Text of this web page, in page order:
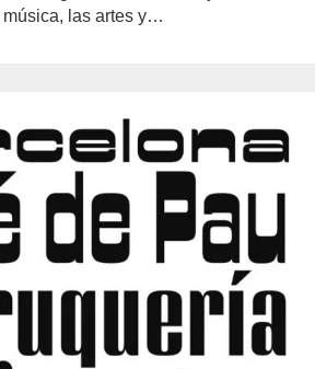
las artes y…